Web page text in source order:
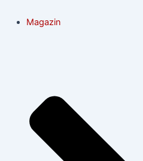
Magazin